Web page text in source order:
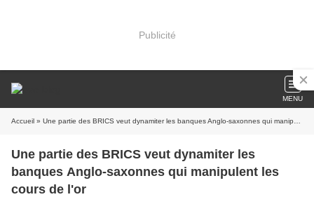
Publicité
MENU
Accueil » Une partie des BRICS veut dynamiter les banques Anglo-saxonnes qui manipulent les cours de l'or
Une partie des BRICS veut dynamiter les
banques Anglo-saxonnes qui manipulent les
cours de l'or